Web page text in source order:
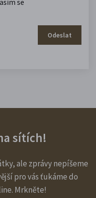
Odeslat
sítích!
ale zprávy nepíšeme
pro vás ťukáme do
Mrkněte!